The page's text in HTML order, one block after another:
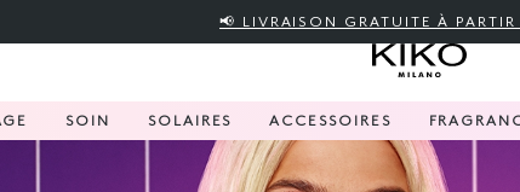
📢 LIVRAISON GRATUITE À
SOIN SOLAIRES ACCESSOIRES